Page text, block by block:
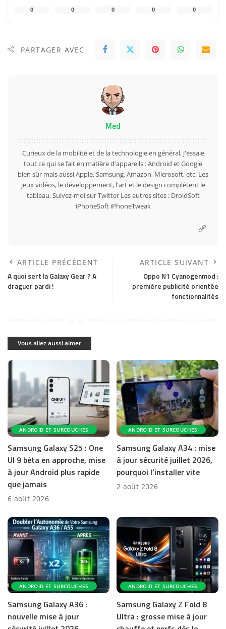
0 0 0 0 0
PARTAGER AVEC
Med
Curieux de la mobilité et de la technologie en général, j'essaie
tout ce qui se fait en matière d'appareils : Android et Google
bien sûr mais aussi Apple, Samsung, Amazon, Microsoft, etc. Les
jeux vidéos, le développement, l'art et le design complètent le
tableau. Suivez-moi surTwitterLes autres sites : DroidSoft
iPhoneSoft iPhoneTweak
ARTICLE PRÉCÉDENT
A quoi sert la Galaxy Gear ? A
draguer pardi !
ARTICLE SUIVANT
Oppo N1 Cyanogenmod :
première publicité orientée
fonctionnalités
Vous allez aussi aimer
ANDROID ET SURCOUCHES
Samsung Galaxy S25 : One
UI 9 bêta en approche, mise
à jour Android plus rapide
que jamais
6 août 2026
ANDROID ET SURCOUCHES
Samsung Galaxy A34 : mise
à jour sécurité juillet 2026,
pourquoi l’installer vite
2 août 2026
ANDROID ET SURCOUCHES
Samsung Galaxy A36 :
nouvelle mise à jour
ANDROID ET SURCOUCHES
Samsung Galaxy Z Fold 8
Ultra : grosse mise à jour